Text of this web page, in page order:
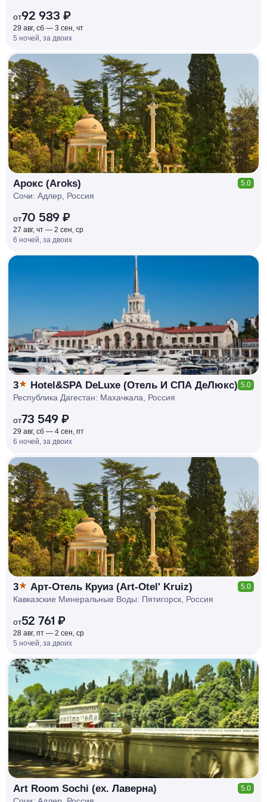
от92 933 ₽
29 авг, сб — 3 сен, чт
5 ночей, за двоих
КЕШБЭК
РУБЛЯ
МИ
Д
О 7
%
Арокс (Aroks) 5.0
Сочи: Адлер, Россия
от70 589 ₽
27 авг, чт — 2 сен, ср
6 ночей, за двоих
РУБЛЯ
МИ
Д
О 7
3 Hotel&SPA DeLuxe (Отель И СПА ДеЛюкс) 5.0
Республика Дагестан: Махачкала, Россия
от73 549 ₽
29 авг, сб — 4 сен, пт
6 ночей, за двоих
КЕШБЭК
РУБЛЯ
МИ
Д
О 7
%
3 Арт-Отель Круиз (Art-Otel' Kruiz) 5.0
Кавказские Минеральные Воды: Пятигорск, Россия
от52 761 ₽
28 авг, пт — 2 сен, ср
5 ночей, за двоих
КЕШБЭК
РУБЛЯ
МИ
Д
О 7
%
Art Room Sochi (ex. Лаверна) 5.0